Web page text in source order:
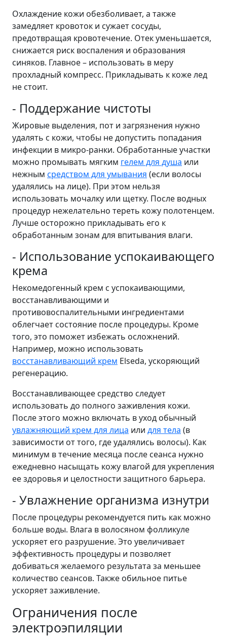
Охлаждение кожи обезболивает, а также
замедляет кровоток и сужает сосуды,
предотвращая кровотечение. Отек уменьшается,
снижается риск воспаления и образования
синяков. Главное – использовать в меру
прохладный компресс. Прикладывать к коже лед
не стоит.
- Поддержание чистоты
Жировые выделения, пот и загрязнения нужно
удалять с кожи, чтобы не допустить попадания
инфекции в микро-ранки. Обработанные участки
можно промывать мягким гелем для душа или
нежным средством для умывания (если волосы
удалялись на лице). При этом нельзя
использовать мочалку или щетку. После водных
процедур нежелательно тереть кожу полотенцем.
Лучше осторожно прикладывать его к
обработанным зонам для впитывания влаги.
- Использование успокаивающего
крема
Некомедогенный крем с успокаивающими,
восстанавливающими и
противовоспалительными ингредиентами
облегчает состояние после процедуры. Кроме
того, это поможет избежать осложнений.
Например, можно использовать
восстанавливающий крем Elseda, ускоряющий
регенерацию.
Восстанавливающее средство следует
использовать до полного заживления кожи.
После этого можно включать в уход обычный
увлажняющий крем для лица или для тела (в
зависимости от того, где удалялись волосы). Как
минимум в течение месяца после сеанса нужно
ежедневно насыщать кожу влагой для укрепления
ее здоровья и целостности защитного барьера.
- Увлажнение организма изнутри
После процедуры рекомендуется пить как можно
больше воды. Влага в волосяном фолликуле
ускоряет его разрушение. Это увеличивает
эффективность процедуры и позволяет
добиваться желаемого результата за меньшее
количество сеансов. Также обильное питье
ускоряет заживление.
Ограничения после
электроэпиляции